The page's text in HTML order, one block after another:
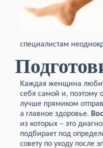
специалистам
Каждая женщина
себя самой и, поэтому
лучше прямиком
а главное здоровье.
из которых – это
подбирает под
совету по уходу после